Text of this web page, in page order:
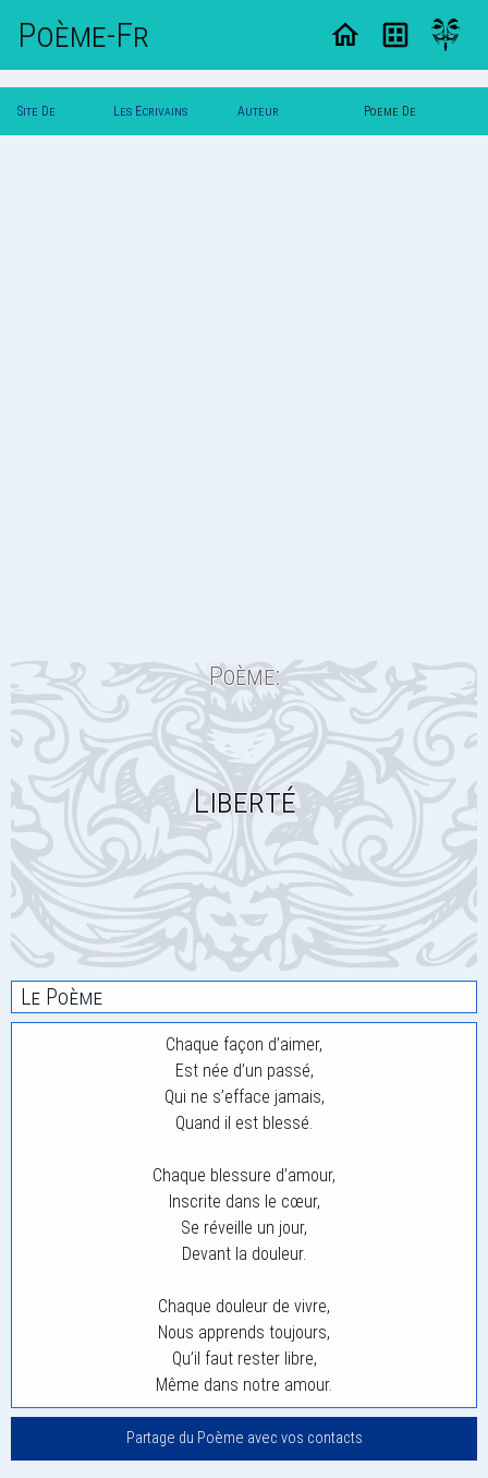
Poème-Fr
Site De Les Ecrivains Auteur Poeme De
Poème:
Liberté
Le Poème
Chaque façon d’aimer,
Est née d’un passé,
Qui ne s’efface jamais,
Quand il est blessé.
Chaque blessure d’amour,
Inscrite dans le cœur,
Se réveille un jour,
Devant la douleur.
Chaque douleur de vivre,
Nous apprends toujours,
Qu’il faut rester libre,
Même dans notre amour.
Partage du Poème avec vos contacts